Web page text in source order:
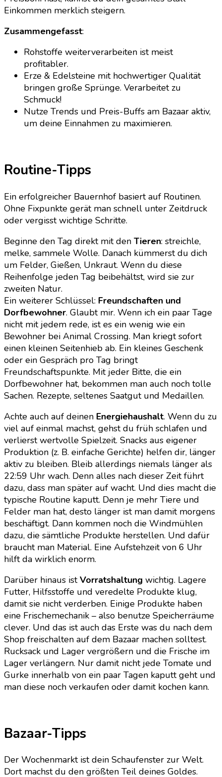
Einkommen merklich steigern.
Zusammengefasst:
Rohstoffe weiterverarbeiten ist meist
profitabler.
Erze & Edelsteine mit hochwertiger Qualität
bringen große Sprünge. Verarbeitet zu
Schmuck!
Nutze Trends und Preis-Buffs am Bazaar aktiv,
um deine Einnahmen zu maximieren.
Routine-Tipps
Ein erfolgreicher Bauernhof basiert auf Routinen.
Ohne Fixpunkte gerät man schnell unter Zeitdruck
oder vergisst wichtige Schritte.
Beginne den Tag direkt mit den Tieren: streichle,
melke, sammele Wolle. Danach kümmerst du dich
um Felder, Gießen, Unkraut. Wenn du diese
Reihenfolge jeden Tag beibehältst, wird sie zur
zweiten Natur.
Ein weiterer Schlüssel: Freundschaften und
Dorfbewohner. Glaubt mir. Wenn ich ein paar Tage
nicht mit jedem rede, ist es ein wenig wie ein
Bewohner bei Animal Crossing. Man kriegt sofort
einen kleinen Seitenhieb ab. Ein kleines Geschenk
oder ein Gespräch pro Tag bringt
Freundschaftspunkte. Mit jeder Bitte, die ein
Dorfbewohner hat, bekommen man auch noch tolle
Sachen. Rezepte, seltenes Saatgut und Medaillen.
Achte auch auf deinen Energiehaushalt. Wenn du zu
viel auf einmal machst, gehst du früh schlafen und
verlierst wertvolle Spielzeit. Snacks aus eigener
Produktion (z. B. einfache Gerichte) helfen dir, länger
aktiv zu bleiben. Bleib allerdings niemals länger als
22:59 Uhr wach. Denn alles nach dieser Zeit führt
dazu, dass man später auf wacht. Und dies macht die
typische Routine kaputt. Denn je mehr Tiere und
Felder man hat, desto länger ist man damit morgens
beschäftigt. Dann kommen noch die Windmühlen
dazu, die sämtliche Produkte herstellen. Und dafür
braucht man Material. Eine Aufstehzeit von 6 Uhr
hilft da wirklich enorm.
Darüber hinaus istVorratshaltung wichtig. Lagere
Futter, Hilfsstoffe und veredelte Produkte klug,
damit sie nicht verderben. Einige Produkte haben
eine Frischemechanik – also benutze Speicherräume
clever. Und das ist auch das Erste was du nach dem
Shop freischalten auf dem Bazaar machen solltest.
Rucksack und Lager vergrößern und die Frische im
Lager verlängern. Nur damit nicht jede Tomate und
Gurke innerhalb von ein paar Tagen kaputt geht und
man diese noch verkaufen oder damit kochen kann.
Bazaar-Tipps
Der Wochenmarkt ist dein Schaufenster zur Welt.
Dort machst du den größten Teil deines Goldes.